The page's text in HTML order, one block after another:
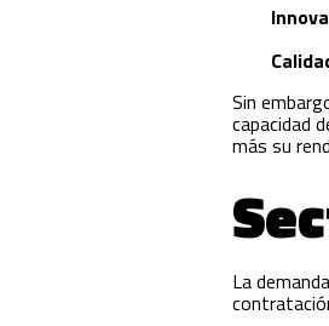
Sin
capacidad
más su
La